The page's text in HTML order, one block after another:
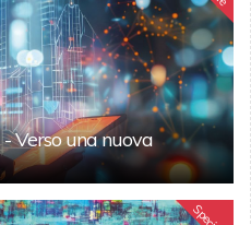
Verso una nuova